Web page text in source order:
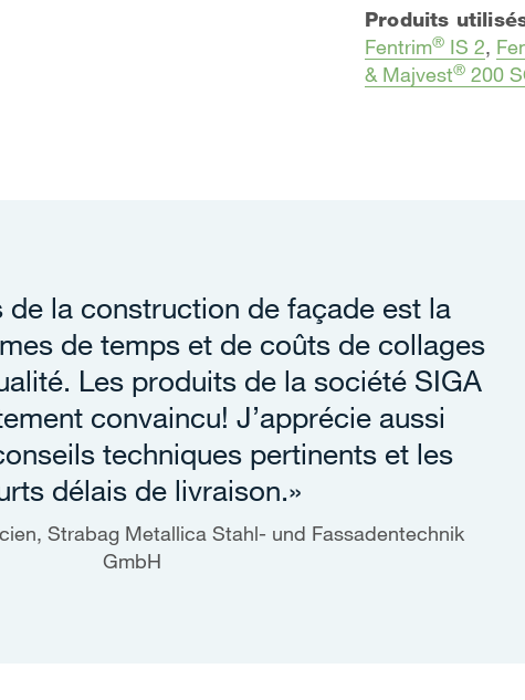
Produits
Fentrim® IS 2,
& Majvest® 200
de la construction de façade est la
de temps et de coûts de collages
Les produits de la société SIGA
convaincu! J’apprécie aussi
techniques pertinents et les
délais de livraison.»
Strabag Metallica Stahl- und Fassadentechnik
GmbH